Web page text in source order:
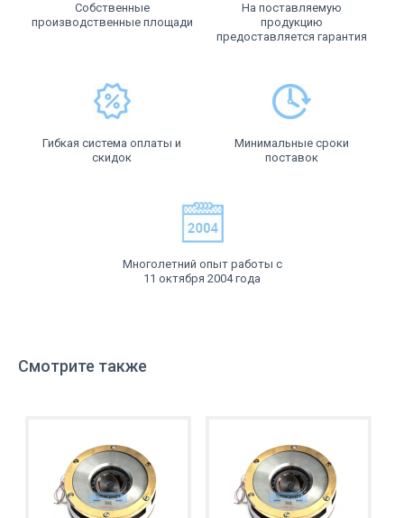
Собственные
производственные площади
На поставляемую
продукцию
предоставляется гарантия
Гибкая система оплаты и
скидок
Минимальные сроки
поставок
Многолетний опыт работы с
11 октября 2004 года
Смотрите также